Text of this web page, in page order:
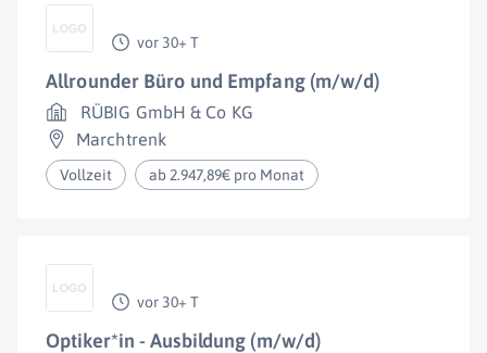
vor 30+ T
Allrounder Büro und Empfang (m/w/d)
RÜBIG GmbH & Co KG
Marchtrenk
Vollzeit ab 2.947,89€ pro Monat
vor 30+ T
Optiker*in - Ausbildung (m/w/d)